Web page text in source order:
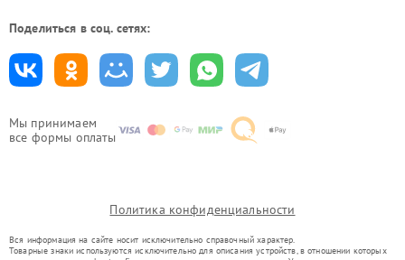
Мы принимаем
все формы оплаты
Поделиться в соц. сетях:
Политика конфиденциальности
Вся информация на сайте носит исключительно справочный характер.
Товарные знаки используются исключительно для описания устройств, в отношении которых